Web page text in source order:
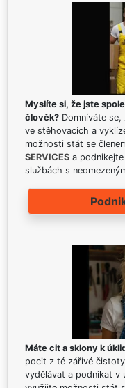
Myslíte si, že jste
člověk? Domníváte
ve stěhovacích a
možnosti stát se
SERVICES a
službách s
Máte cit a sklony k
pocit z té zářivé
vydělávat a podnikat v